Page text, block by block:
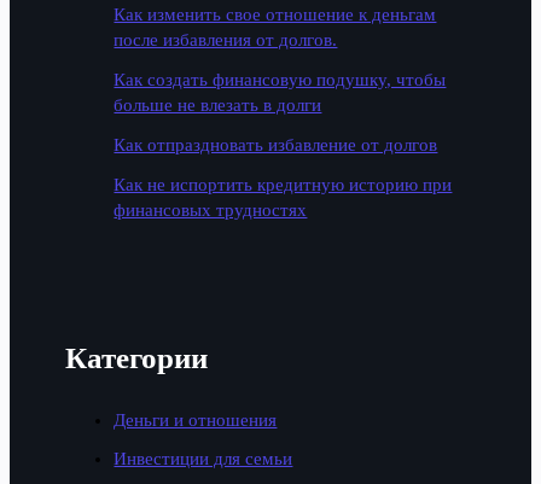
Как изменить свое отношение к деньгам
после избавления от долгов.
Как создать финансовую подушку, чтобы
больше не влезать в долги
Как отпраздновать избавление от долгов
Как не испортить кредитную историю при
финансовых трудностях
Категории
Деньги и отношения
Инвестиции для семьи